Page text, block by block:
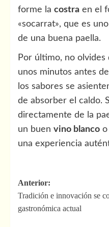
forme la costra en el
«socarrat», que es
de una buena paella.
Por último, no olvides
unos minutos antes
los sabores se
de absorber el caldo.
directamente de la
un buen vino blanco o
una experiencia
Navegación
de
entradas
Anterior:
Tradición e innovación se
gastronómica actual